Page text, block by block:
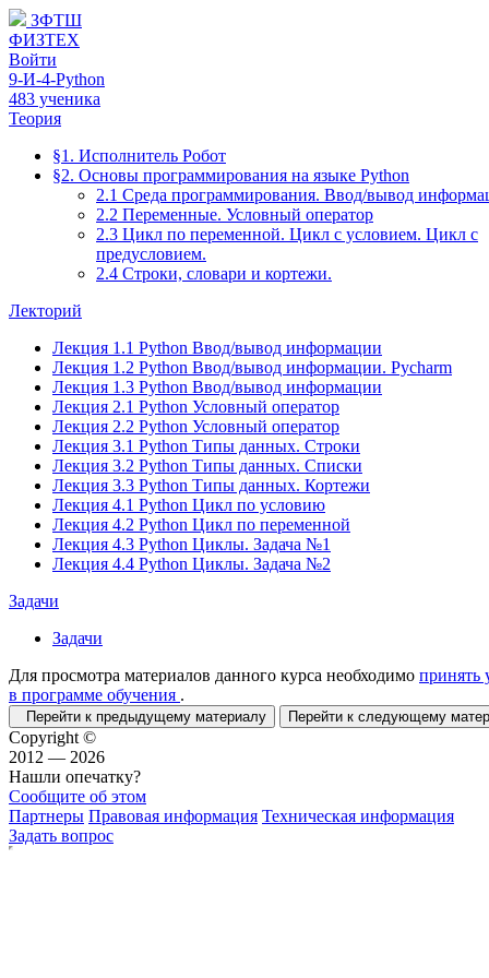
ЗФТШ
ФИЗТЕХ
Войти
9-И-4-Python
483 ученика
Теория
§1. Исполнитель Робот
§2. Основы программирования на языке Python
2.1 Среда программирования. Ввод/вывод
2.2 Переменные. Условный оператор
2.3 Цикл по переменной. Цикл с условием. Цикл с
предусловием.
2.4 Строки, словари и кортежи.
Лекторий
Лекция 1.1 Python Ввод/вывод информации
Лекция 1.2 Python Ввод/вывод информации. Pycharm
Лекция 1.3 Python Ввод/вывод информации
Лекция 2.1 Python Условный оператор
Лекция 2.2 Python Условный оператор
Лекция 3.1 Python Типы данных. Строки
Лекция 3.2 Python Типы данных. Списки
Лекция 3.3 Python Типы данных. Кортежи
Лекция 4.1 Python Цикл по условию
Лекция 4.2 Python Цикл по переменной
Лекция 4.3 Python Циклы. Задача №1
Лекция 4.4 Python Циклы. Задача №2
Задачи
Задачи
Для просмотра материалов данного курса необходимо принять
в программе обучения .
Перейти к предыдущему материалу Перейти к следующему
Copyright ©
2012 — 2026
Нашли опечатку?
Сообщите об этом
Партнеры Правовая информация Техническая информация
Задать вопрос